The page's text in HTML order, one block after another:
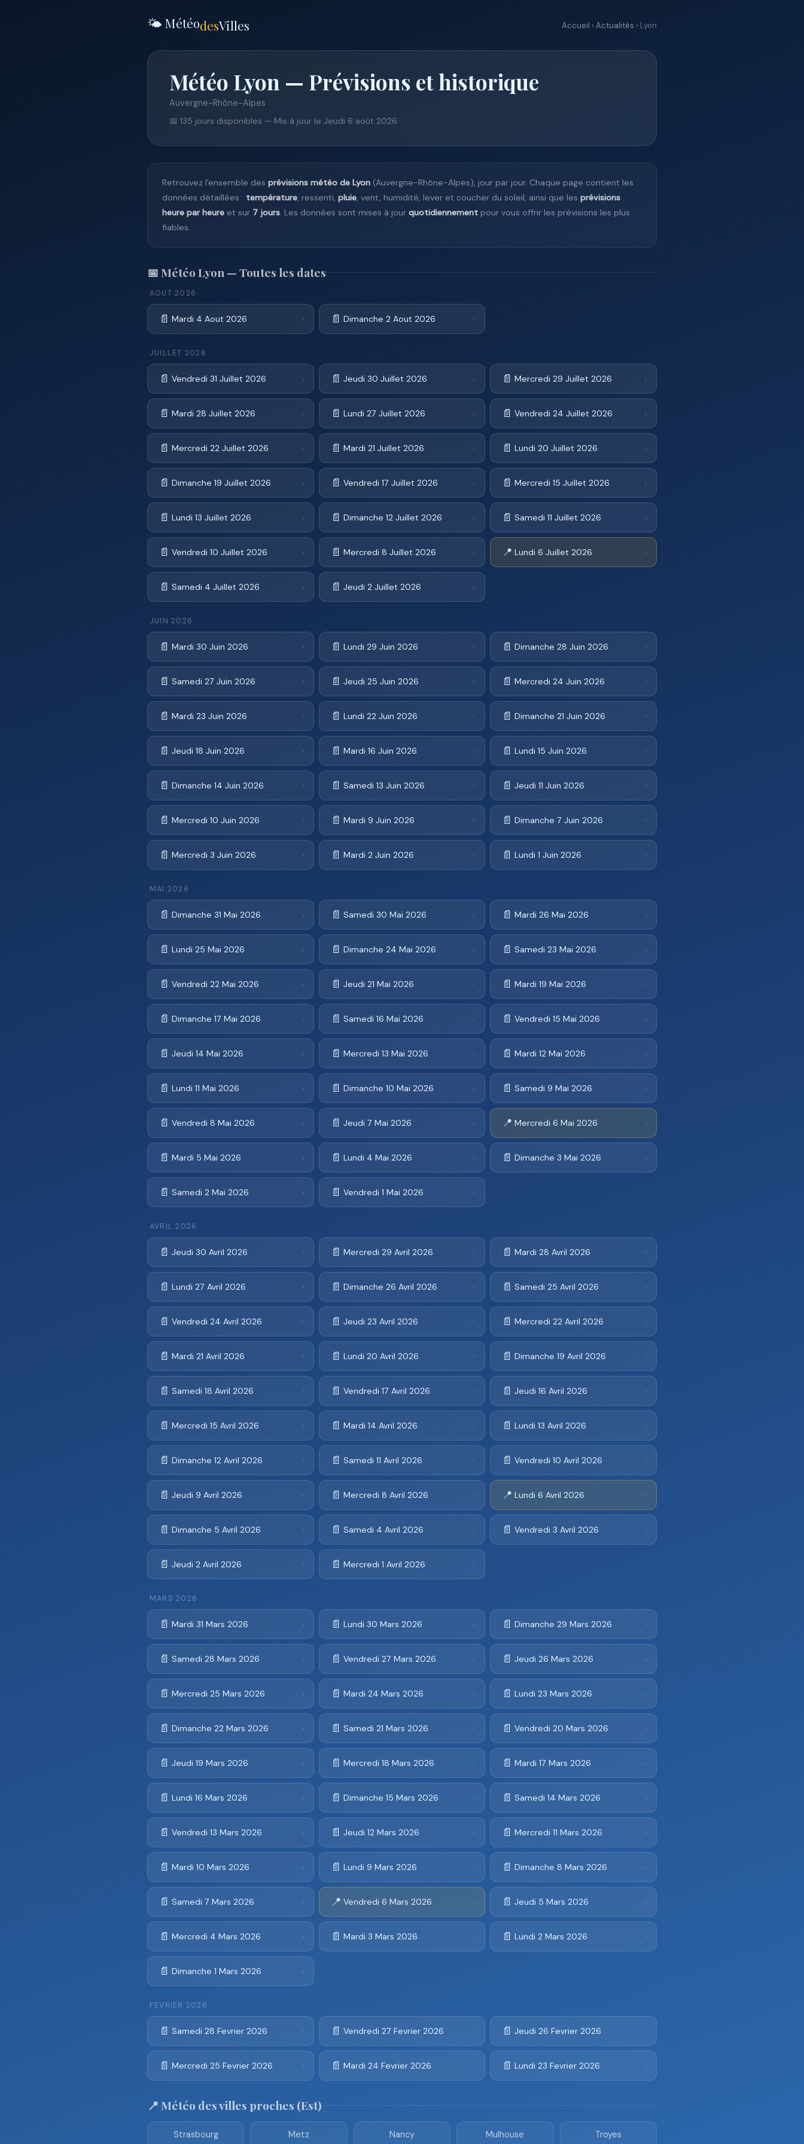
🌤️ MétéodesVilles Accueil › Actualités › Lyon
Météo Lyon — Prévisions et historique
Auvergne-Rhône-Alpes
📅 135 jours disponibles — Mis à jour le Jeudi 6 août 2026
Retrouvez l'ensemble des prévisions météo de Lyon (Auvergne-Rhône-Alpes), jour par jour. Chaque page contient les
données détaillées : température, ressenti, pluie, vent, humidité, lever et coucher du soleil, ainsi que les prévisions
heure par heure et sur 7 jours. Les données sont mises à jour quotidiennement pour vous offrir les prévisions les plus
fiables.
📅 Météo Lyon — Toutes les dates
AOUT 2026
📄 Mardi 4 Aout 2026 › 📄 Dimanche 2 Aout 2026 ›
JUILLET 2026
📄 Vendredi 31 Juillet 2026 › 📄 Jeudi 30 Juillet 2026 › 📄 Mercredi 29 Juillet 2026 ›
📄 Mardi 28 Juillet 2026 › 📄 Lundi 27 Juillet 2026 › 📄 Vendredi 24 Juillet 2026 ›
📄 Mercredi 22 Juillet 2026 › 📄 Mardi 21 Juillet 2026 › 📄 Lundi 20 Juillet 2026 ›
📄 Dimanche 19 Juillet 2026 › 📄 Vendredi 17 Juillet 2026 › 📄 Mercredi 15 Juillet 2026 ›
📄 Lundi 13 Juillet 2026 › 📄 Dimanche 12 Juillet 2026 › 📄 Samedi 11 Juillet 2026 ›
📄 Vendredi 10 Juillet 2026 › 📄 Mercredi 8 Juillet 2026 › 📍 Lundi 6 Juillet 2026 ›
📄 Samedi 4 Juillet 2026 › 📄 Jeudi 2 Juillet 2026 ›
JUIN 2026
📄 Mardi 30 Juin 2026 › 📄 Lundi 29 Juin 2026 › 📄 Dimanche 28 Juin 2026 ›
📄 Samedi 27 Juin 2026 › 📄 Jeudi 25 Juin 2026 › 📄 Mercredi 24 Juin 2026 ›
📄 Mardi 23 Juin 2026 › 📄 Lundi 22 Juin 2026 › 📄 Dimanche 21 Juin 2026 ›
📄 Jeudi 18 Juin 2026 › 📄 Mardi 16 Juin 2026 › 📄 Lundi 15 Juin 2026 ›
📄 Dimanche 14 Juin 2026 › 📄 Samedi 13 Juin 2026 › 📄 Jeudi 11 Juin 2026 ›
📄 Mercredi 10 Juin 2026 › 📄 Mardi 9 Juin 2026 › 📄 Dimanche 7 Juin 2026 ›
📄 Mercredi 3 Juin 2026 › 📄 Mardi 2 Juin 2026 › 📄 Lundi 1 Juin 2026 ›
MAI 2026
📄 Dimanche 31 Mai 2026 › 📄 Samedi 30 Mai 2026 › 📄 Mardi 26 Mai 2026 ›
📄 Lundi 25 Mai 2026 › 📄 Dimanche 24 Mai 2026 › 📄 Samedi 23 Mai 2026 ›
📄 Vendredi 22 Mai 2026 › 📄 Jeudi 21 Mai 2026 › 📄 Mardi 19 Mai 2026 ›
📄 Dimanche 17 Mai 2026 › 📄 Samedi 16 Mai 2026 › 📄 Vendredi 15 Mai 2026 ›
📄 Jeudi 14 Mai 2026 › 📄 Mercredi 13 Mai 2026 › 📄 Mardi 12 Mai 2026 ›
📄 Lundi 11 Mai 2026 › 📄 Dimanche 10 Mai 2026 › 📄 Samedi 9 Mai 2026 ›
📄 Vendredi 8 Mai 2026 › 📄 Jeudi 7 Mai 2026 › 📍 Mercredi 6 Mai 2026 ›
📄 Mardi 5 Mai 2026 › 📄 Lundi 4 Mai 2026 › 📄 Dimanche 3 Mai 2026 ›
📄 Samedi 2 Mai 2026 › 📄 Vendredi 1 Mai 2026 ›
AVRIL 2026
📄 Jeudi 30 Avril 2026 › 📄 Mercredi 29 Avril 2026 › 📄 Mardi 28 Avril 2026 ›
📄 Lundi 27 Avril 2026 › 📄 Dimanche 26 Avril 2026 › 📄 Samedi 25 Avril 2026 ›
📄 Vendredi 24 Avril 2026 › 📄 Jeudi 23 Avril 2026 › 📄 Mercredi 22 Avril 2026 ›
📄 Mardi 21 Avril 2026 › 📄 Lundi 20 Avril 2026 › 📄 Dimanche 19 Avril 2026 ›
📄 Samedi 18 Avril 2026 › 📄 Vendredi 17 Avril 2026 › 📄 Jeudi 16 Avril 2026 ›
📄 Mercredi 15 Avril 2026 › 📄 Mardi 14 Avril 2026 › 📄 Lundi 13 Avril 2026 ›
📄 Dimanche 12 Avril 2026 › 📄 Samedi 11 Avril 2026 › 📄 Vendredi 10 Avril 2026 ›
📄 Jeudi 9 Avril 2026 › 📄 Mercredi 8 Avril 2026 › 📍 Lundi 6 Avril 2026 ›
📄 Dimanche 5 Avril 2026 › 📄 Samedi 4 Avril 2026 › 📄 Vendredi 3 Avril 2026 ›
📄 Jeudi 2 Avril 2026 › 📄 Mercredi 1 Avril 2026 ›
MARS 2026
📄 Mardi 31 Mars 2026 › 📄 Lundi 30 Mars 2026 › 📄 Dimanche 29 Mars 2026 ›
📄 Samedi 28 Mars 2026 › 📄 Vendredi 27 Mars 2026 › 📄 Jeudi 26 Mars 2026 ›
📄 Mercredi 25 Mars 2026 › 📄 Mardi 24 Mars 2026 › 📄 Lundi 23 Mars 2026 ›
📄 Dimanche 22 Mars 2026 › 📄 Samedi 21 Mars 2026 › 📄 Vendredi 20 Mars 2026 ›
📄 Jeudi 19 Mars 2026 › 📄 Mercredi 18 Mars 2026 › 📄 Mardi 17 Mars 2026 ›
📄 Lundi 16 Mars 2026 › 📄 Dimanche 15 Mars 2026 › 📄 Samedi 14 Mars 2026 ›
📄 Vendredi 13 Mars 2026 › 📄 Jeudi 12 Mars 2026 › 📄 Mercredi 11 Mars 2026 ›
📄 Mardi 10 Mars 2026 › 📄 Lundi 9 Mars 2026 › 📄 Dimanche 8 Mars 2026 ›
📄 Samedi 7 Mars 2026 › 📍 Vendredi 6 Mars 2026 › 📄 Jeudi 5 Mars 2026 ›
📄 Mercredi 4 Mars 2026 › 📄 Mardi 3 Mars 2026 › 📄 Lundi 2 Mars 2026 ›
📄 Dimanche 1 Mars 2026 ›
FEVRIER 2026
📄 Samedi 28 Fevrier 2026 › 📄 Vendredi 27 Fevrier 2026 › 📄 Jeudi 26 Fevrier 2026 ›
📄 Mercredi 25 Fevrier 2026 › 📄 Mardi 24 Fevrier 2026 › 📄 Lundi 23 Fevrier 2026 ›
📍 Météo des villes proches (Est)
Strasbourg Metz Nancy Mulhouse Troyes